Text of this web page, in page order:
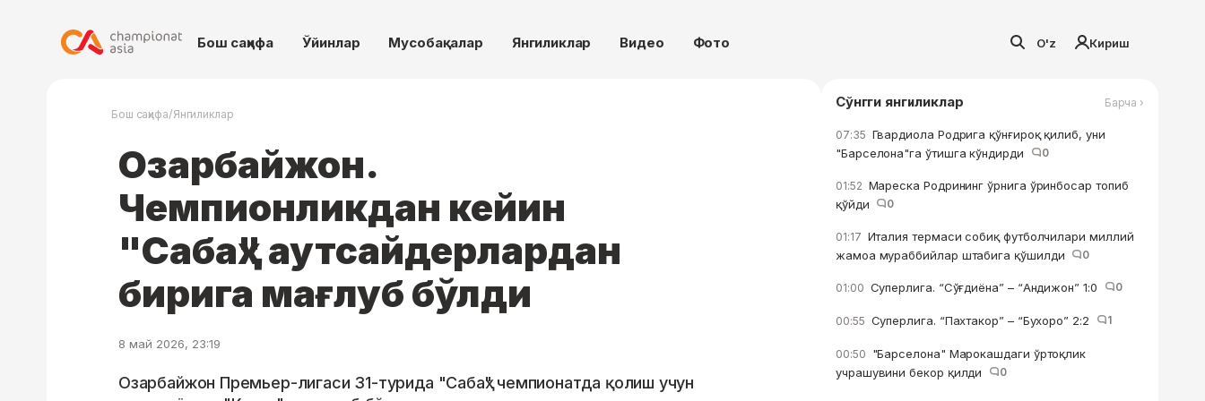
Бош саҳифа Ўйинлар Мусобақалар Янгиликлар Видео Фото O'z Кириш
Бош саҳифа/Янгиликлар
Озарбайжон.
Чемпионликдан кейин
"Сабаҳ" аутсайдерлардан
бирига мағлуб бўлди
8 май 2026, 23:19
Озарбайжон Премьер-лигаси 31-турида "Сабаҳ" чемпионатда қолиш учун
Сўнгги янгиликлар Барча ›
07:35 Гвардиола Родрига қўнғироқ қилиб, уни
"Барселона"га ўтишга кўндирди
0
01:52 Мареска Родрининг ўрнига ўринбосар топиб
қўйди
0
01:17 Италия термаси собиқ футболчилари миллий
жамоа мураббийлар штабига қўшилди
0
01:00 Суперлига. “Сўғдиёна” – “Андижон” 1:0 0
00:55 Суперлига. “Пахтакор” – “Бухоро” 2:2 1
00:50 "Барселона" Марокашдаги ўртоқлик
учрашувини бекор қилди
0